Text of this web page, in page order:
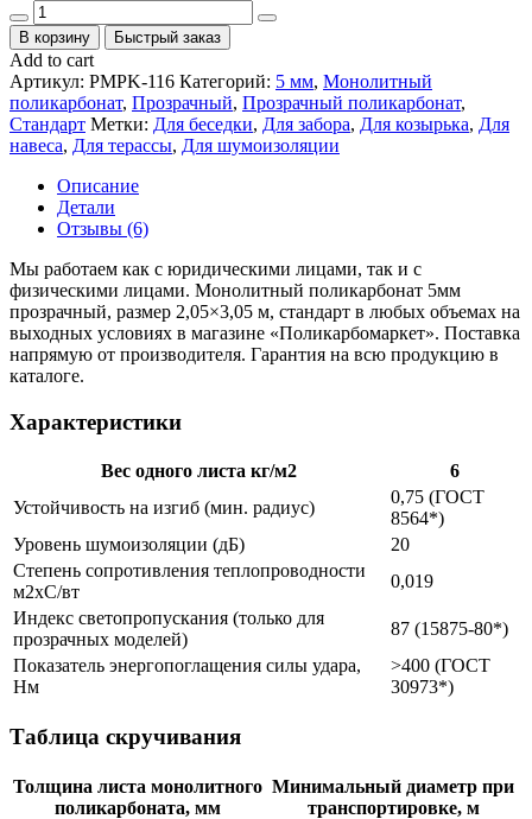
В корзину Быстрый заказ
Add to cart
Артикул: PMPK-116 Категорий: 5 мм, Монолитный
поликарбонат, Прозрачный, Прозрачный поликарбонат,
Стандарт Метки: Для беседки, Для забора, Для козырька, Для
навеса, Для терассы, Для шумоизоляции
Описание
Детали
Отзывы (6)
Мы работаем как с юридическими лицами, так и с
физическими лицами. Монолитный поликарбонат 5мм
прозрачный, размер 2,05×3,05 м, стандарт в любых объемах на
выходных условиях в магазине «Поликарбомаркет». Поставка
напрямую от производителя. Гарантия на всю продукцию в
каталоге.
Характеристики
Вес одного листа кг/м2
6
Устойчивость на изгиб (мин. радиус)
0,75 (ГОСТ
8564*)
Уровень шумоизоляции (дБ)
20
Степень сопротивления теплопроводности
м2xС/вт
0,019
Индекс светопропускания (только для
прозрачных моделей)
87 (15875-80*)
Показатель энергопоглащения силы удара,
Нм
>400 (ГОСТ
30973*)
Таблица скручивания
Толщина листа монолитного
поликарбоната, мм
Минимальный диаметр при
транспортировке, м